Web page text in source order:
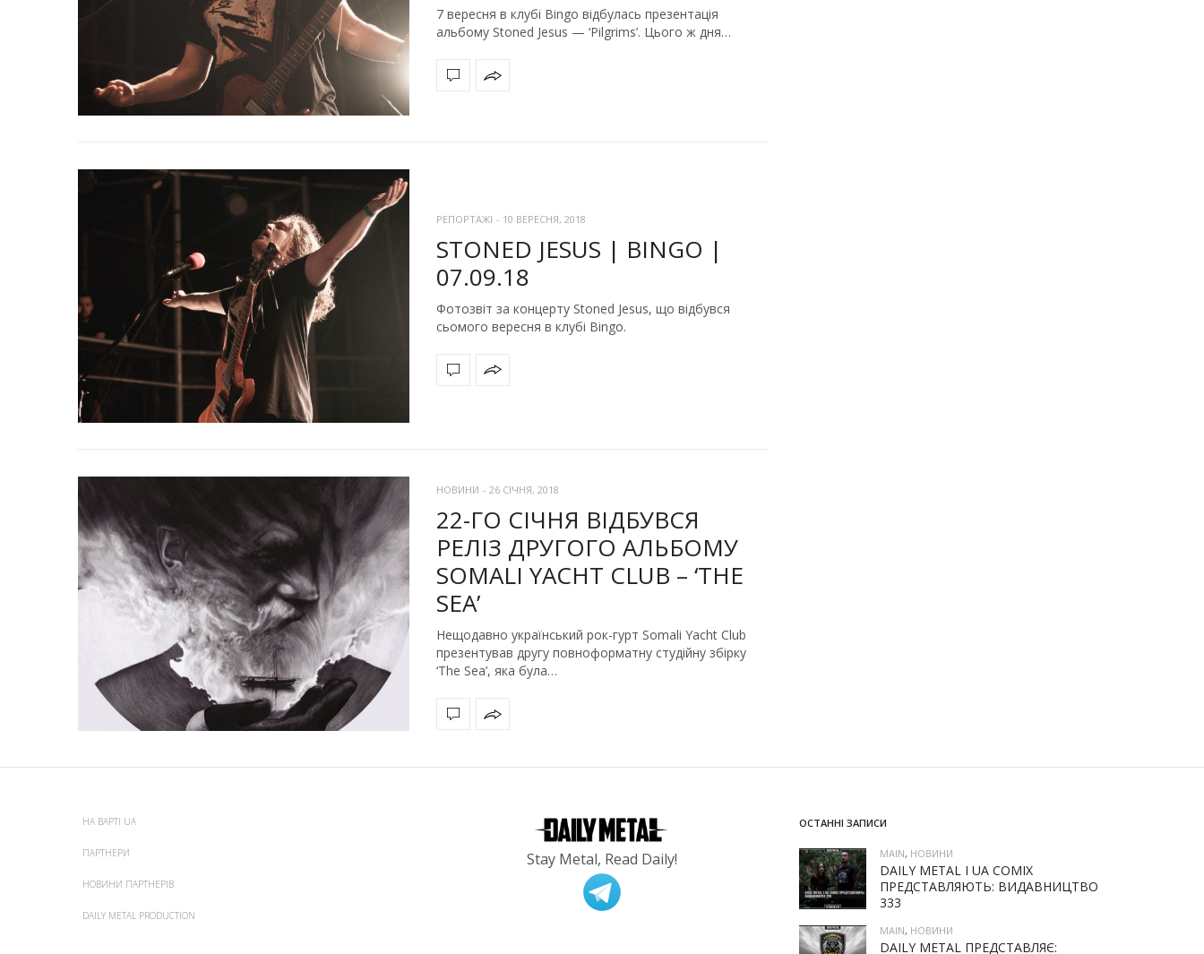
7 вересня в клубі Bingo відбулась презентація
альбому Stoned Jesus — ‘Pilgrims’. Цього ж дня…
РЕПОРТАЖІ - 10 ВЕРЕСНЯ, 2018
STONED JESUS | BINGO |
07.09.18
Фотозвіт за концерту Stoned Jesus, що відбувся
сьомого вересня в клубі Bingo.
НОВИНИ - 26 СІЧНЯ, 2018
22-ГО СІЧНЯ ВІДБУВСЯ
РЕЛІЗ ДРУГОГО АЛЬБОМУ
SOMALI YACHT CLUB – ‘THE
SEA’
Нещодавно український рок-гурт Somali Yacht Club
презентував другу повноформатну студійну збірку
‘The Sea’, яка була…
НА ВАРТІ UA
ПАРТНЕРИ
НОВИНИ ПАРТНЕРІВ
DAILY METAL PRODUCTION
Stay Metal, Read Daily!
ОСТАННІ ЗАПИСИ
MAIN, НОВИНИ
DAILY METAL І UA COMIX
ПРЕДСТАВЛЯЮТЬ: ВИДАВНИЦТВО
333
MAIN, НОВИНИ
DAILY METAL ПРЕДСТАВЛЯЄ: